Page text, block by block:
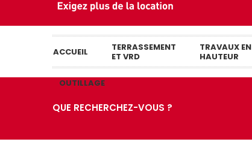
ACCUEIL
TERRASSEMENT
ET VRD
TRAVAUX EN
HAUTEUR
OUTILLAGE
QUE RECHERCHEZ-VOUS ?